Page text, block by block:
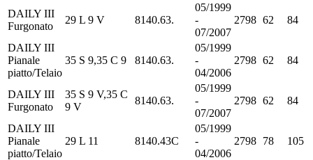
DAILY III
Furgonato
29 L 9 V 8140.63.
05/1999
-
07/2007
2798 62 84
DAILY III
Pianale
piatto/Telaio
35 S 9,35 C 9 8140.63.
05/1999
-
04/2006
2798 62 84
DAILY III
Furgonato
35 S 9 V,35 C
9 V
8140.63.
05/1999
-
07/2007
2798 62 84
DAILY III
Pianale
piatto/Telaio
29 L 11 8140.43C
05/1999
-
04/2006
2798 78 105